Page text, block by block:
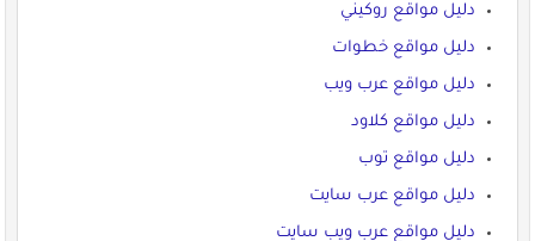
دليل مواقع روكيني
دليل مواقع خطوات
دليل مواقع عرب ويب
دليل مواقع كلاود
دليل مواقع توب
دليل مواقع عرب سايت
دليل مواقع عرب ويب سايت